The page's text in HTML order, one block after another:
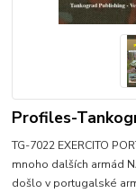
Profiles-
TG-7022 EXERCITO
mnoho dalších armád
došlo v portugalské